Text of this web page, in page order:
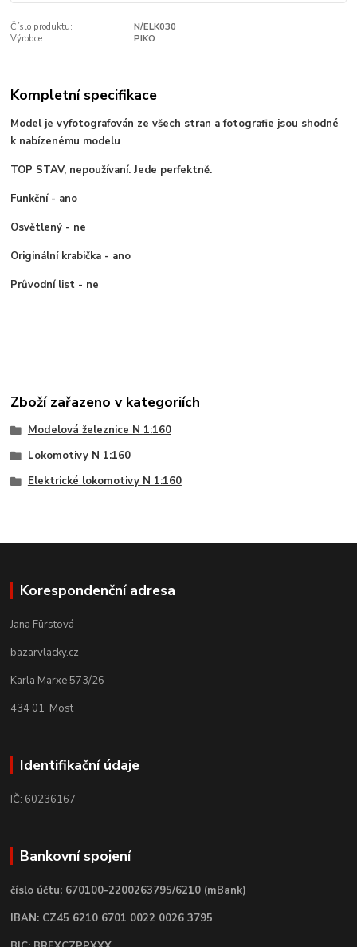
Číslo produktu:
N/ELK030
Výrobce:
PIKO
Kompletní specifikace
Model je vyfotografován ze všech stran a fotografie jsou shodné
k nabízenému modelu
TOP STAV, nepoužívaní. Jede perfektně.
Funkční - ano
Osvětlený - ne
Originální krabička - ano
Průvodní list - ne
Zboží zařazeno v kategoriích
Modelová železnice N 1:160
Lokomotivy N 1:160
Elektrické lokomotivy N 1:160
Korespondenční adresa
Jana Fürstová
bazarvlacky.cz
Karla Marxe 573/26
434 01 Most
Identifikační údaje
IČ: 60236167
Bankovní spojení
číslo účtu: 670100-2200263795/6210 (mBank)
IBAN: CZ45 6210 6701 0022 0026 3795